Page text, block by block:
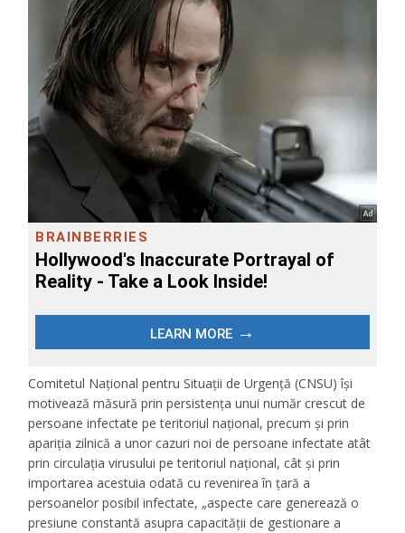
Comitetul Național pentru Situații de Urgență (CNSU) își
motivează măsură prin persistența unui număr crescut de
persoane infectate pe teritoriul național, precum și prin
apariția zilnică a unor cazuri noi de persoane infectate atât
prin circulația virusului pe teritoriul național, cât și prin
importarea acestuia odată cu revenirea în țară a
persoanelor posibil infectate, „aspecte care generează o
presiune constantă asupra capacității de gestionare a